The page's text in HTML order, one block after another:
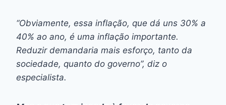
“Obviamente, essa inflação, que dá uns 30% a
40% ao ano, é uma inflação importante.
Reduzir demandaria mais esforço, tanto da
sociedade, quanto do governo”, diz o
especialista.